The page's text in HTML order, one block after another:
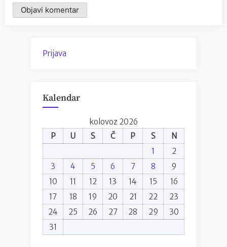
Prijava
Kalendar
kolovoz 2026
P
U S Č P S
N
1
2
3
4 5 6 7 8
9
10
11 12 13 14 15
16
17
18 19 20 21 22
23
24
25 26 27 28 29
30
31